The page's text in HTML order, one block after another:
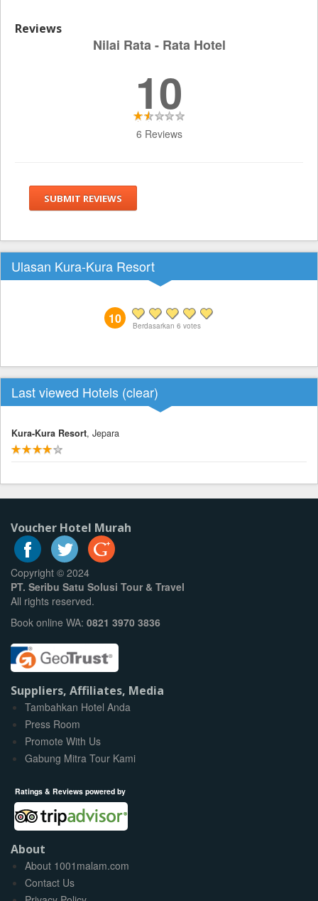
Reviews
Nilai Rata - Rata Hotel
10
6 Reviews
SUBMIT REVIEWS
Ulasan Kura-Kura Resort
10 Berdasarkan 6 votes
Last viewed Hotels (clear)
Kura-Kura Resort, Jepara
Voucher Hotel Murah
Copyright © 2024
PT. Seribu Satu Solusi Tour & Travel
All rights reserved.
Book online WA: 0821 3970 3836
Suppliers, Affiliates, Media
Tambahkan Hotel Anda
Press Room
Promote With Us
Gabung Mitra Tour Kami
Ratings & Reviews powered by
About
About 1001malam.com
Contact Us